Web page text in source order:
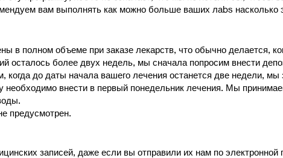
вам выполнять как можно больше ваших лаbs насколько
в полном объеме при заказе лекарств, что обычно делается,
осталось более двух недель, мы сначала попросим внести
когда до даты начала вашего лечения останется две недели,
необходимо внести в первый понедельник лечения. Мы
предусмотрен.
записей, даже если вы отправили их нам по